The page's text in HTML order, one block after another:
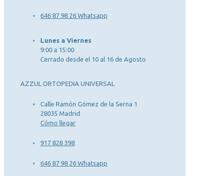
646 87 98 26 Whatsapp
Lunes a Viernes
9:00 a 15:00
Cerrado desde el 10 al 16 de Agosto
AZZUL ORTOPEDIA UNIVERSAL
Calle Ramón Gómez de la Serna 1
28035 Madrid
Cómo llegar
917 828 398
646 87 98 26 Whatsapp